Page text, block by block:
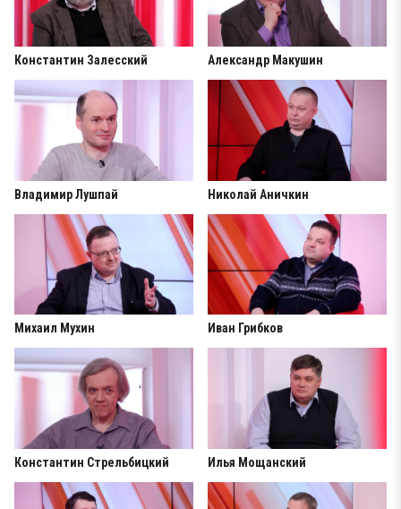
Константин Залесский Александр Макушин
Владимир Лушпай Николай Аничкин
Михаил Мухин Иван Грибков
Константин Стрельбицкий Илья Мощанский